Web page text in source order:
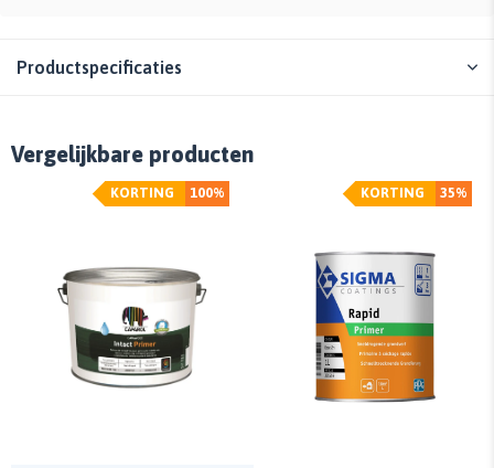
Productspecificaties
Vergelijkbare producten
100%
KORTING 35%
KORTING